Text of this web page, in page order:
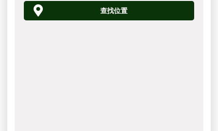
查找位置